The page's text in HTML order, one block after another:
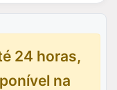
24 horas,
na